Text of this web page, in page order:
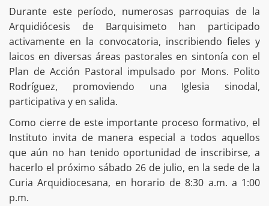
Durante este período, numerosas parroquias de la
Arquidiócesis de Barquisimeto han participado
activamente en la convocatoria, inscribiendo fieles y
laicos en diversas áreas pastorales en sintonía con el
Plan de Acción Pastoral impulsado por Mons. Polito
Rodríguez, promoviendo una Iglesia sinodal,
participativa y en salida.
Como cierre de este importante proceso formativo, el
Instituto invita de manera especial a todos aquellos
que aún no han tenido oportunidad de inscribirse, a
hacerlo el próximo sábado 26 de julio, en la sede de la
Curia Arquidiocesana, en horario de 8:30 a.m. a 1:00
p.m.